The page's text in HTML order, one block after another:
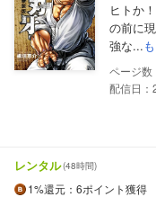
ヒトか
の前に
強な...
配信日
レンタル(48時間)
1%還元 ：6ポイント獲得